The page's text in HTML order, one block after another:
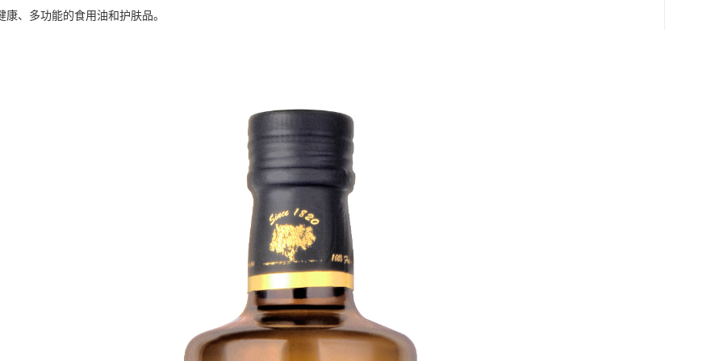
康、多功能的食用油和护肤品。